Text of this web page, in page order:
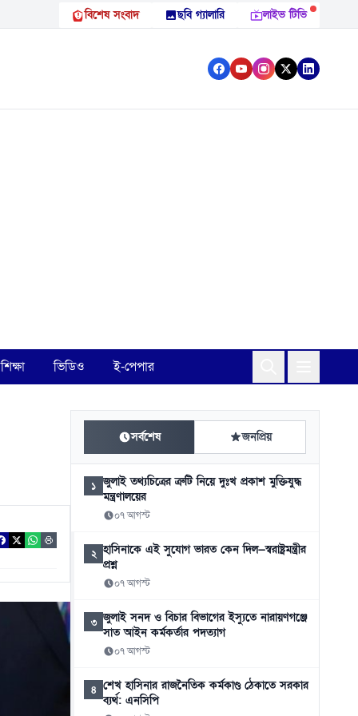
বিশেষ সংবাদ ছবি গ্যালারি লাইভ টিভি
শিক্ষা ভিডিও ই-পেপার
সর্বশেষ জনপ্রিয়
১ জুলাই তথ্যচিত্রের ত্রুটি নিয়ে দুঃখ প্রকাশ মুক্তিযুদ্ধ
মন্ত্রণালয়ের
০৭ আগস্ট
২ হাসিনাকে এই সুযোগ ভারত কেন দিল—স্বরাষ্ট্রমন্ত্রীর
প্রশ্ন
০৭ আগস্ট
৩ জুলাই সনদ ও বিচার বিভাগের ইস্যুতে নারায়ণগঞ্জে
সাত আইন কর্মকর্তার পদত্যাগ
০৭ আগস্ট
৪ শেখ হাসিনার রাজনৈতিক কর্মকাণ্ড ঠেকাতে সরকার
ব্যর্থ: এনসিপি